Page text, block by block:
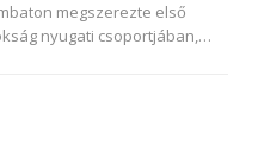
megszerezte első
nyugati csoportjában,…